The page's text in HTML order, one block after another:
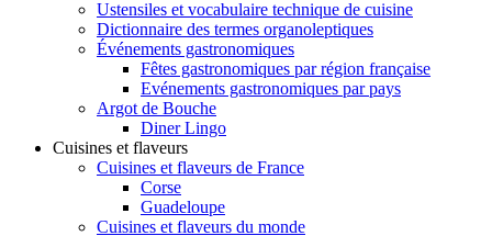
Ustensiles et vocabulaire technique de cuisine
Dictionnaire des termes organoleptiques
Événements gastronomiques
Fêtes gastronomiques par région française
Evénements gastronomiques par pays
Argot de Bouche
Diner Lingo
Cuisines et flaveurs
Cuisines et flaveurs de France
Corse
Guadeloupe
Cuisines et flaveurs du monde